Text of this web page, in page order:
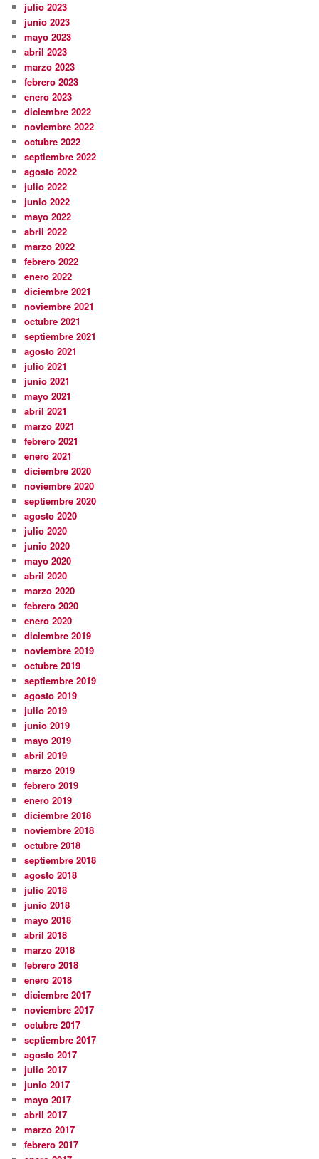
julio 2023
junio 2023
mayo 2023
abril 2023
marzo 2023
febrero 2023
enero 2023
diciembre 2022
noviembre 2022
octubre 2022
septiembre 2022
agosto 2022
julio 2022
junio 2022
mayo 2022
abril 2022
marzo 2022
febrero 2022
enero 2022
diciembre 2021
noviembre 2021
octubre 2021
septiembre 2021
agosto 2021
julio 2021
junio 2021
mayo 2021
abril 2021
marzo 2021
febrero 2021
enero 2021
diciembre 2020
noviembre 2020
septiembre 2020
agosto 2020
julio 2020
junio 2020
mayo 2020
abril 2020
marzo 2020
febrero 2020
enero 2020
diciembre 2019
noviembre 2019
octubre 2019
septiembre 2019
agosto 2019
julio 2019
junio 2019
mayo 2019
abril 2019
marzo 2019
febrero 2019
enero 2019
diciembre 2018
noviembre 2018
octubre 2018
septiembre 2018
agosto 2018
julio 2018
junio 2018
mayo 2018
abril 2018
marzo 2018
febrero 2018
enero 2018
diciembre 2017
noviembre 2017
octubre 2017
septiembre 2017
agosto 2017
julio 2017
junio 2017
mayo 2017
abril 2017
marzo 2017
febrero 2017